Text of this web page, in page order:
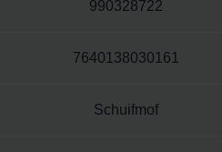
990328722
7640138030161
Schuifmof